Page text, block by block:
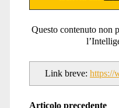
Questo contenuto non
Link breve: https://
Articolo precedente